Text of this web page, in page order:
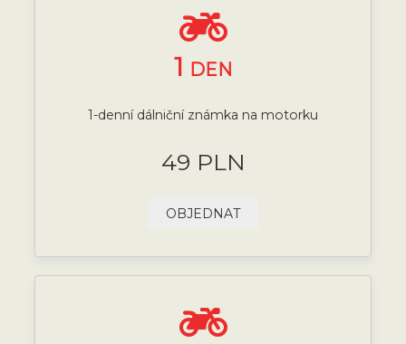
1 DEN
1-denní dálniční známka na motorku
49 PLN
OBJEDNAT